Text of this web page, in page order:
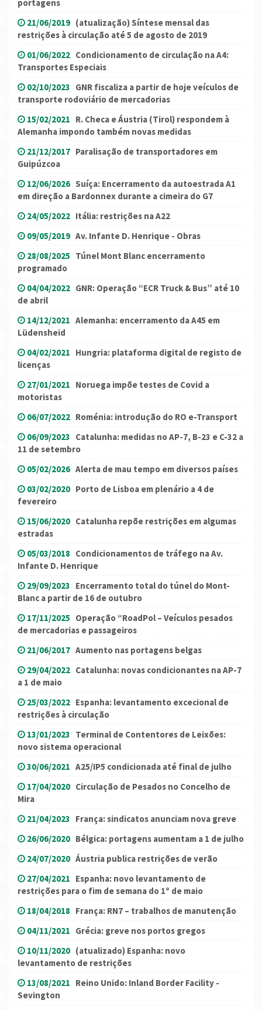
portagens
21/06/2019 (atualização) Síntese mensal das
restrições à circulação até 5 de agosto de 2019
01/06/2022 Condicionamento de circulação na A4:
Transportes Especiais
02/10/2023 GNR fiscaliza a partir de hoje veículos de
transporte rodoviário de mercadorias
15/02/2021 R. Checa e Áustria (Tirol) respondem à
Alemanha impondo também novas medidas
21/12/2017 Paralisação de transportadores em
Guipúzcoa
12/06/2026 Suíça: Encerramento da autoestrada A1
em direção a Bardonnex durante a cimeira do G7
24/05/2022 Itália: restrições na A22
09/05/2019 Av. Infante D. Henrique - Obras
28/08/2025 Túnel Mont Blanc encerramento
programado
04/04/2022 GNR: Operação “ECR Truck & Bus” até 10
de abril
14/12/2021 Alemanha: encerramento da A45 em
Lüdensheid
04/02/2021 Hungria: plataforma digital de registo de
licenças
27/01/2021 Noruega impõe testes de Covid a
motoristas
06/07/2022 Roménia: introdução do RO e-Transport
06/09/2023 Catalunha: medidas no AP-7, B-23 e C-32 a
11 de setembro
05/02/2026 Alerta de mau tempo em diversos países
03/02/2020 Porto de Lisboa em plenário a 4 de
fevereiro
15/06/2020 Catalunha repõe restrições em algumas
estradas
05/03/2018 Condicionamentos de tráfego na Av.
Infante D. Henrique
29/09/2023 Encerramento total do túnel do Mont-
Blanc a partir de 16 de outubro
17/11/2025 Operação “RoadPol – Veículos pesados
de mercadorias e passageiros
21/06/2017 Aumento nas portagens belgas
29/04/2022 Catalunha: novas condicionantes na AP-7
a 1 de maio
25/03/2022 Espanha: levantamento excecional de
restrições à circulação
13/01/2023 Terminal de Contentores de Leixões:
novo sistema operacional
30/06/2021 A25/IP5 condicionada até final de julho
17/04/2020 Circulação de Pesados no Concelho de
Mira
21/04/2023 França: sindicatos anunciam nova greve
26/06/2020 Bélgica: portagens aumentam a 1 de julho
24/07/2020 Áustria publica restrições de verão
27/04/2021 Espanha: novo levantamento de
restrições para o fim de semana do 1º de maio
18/04/2018 França: RN7 – trabalhos de manutenção
04/11/2021 Grécia: greve nos portos gregos
10/11/2020 (atualizado) Espanha: novo
levantamento de restrições
13/08/2021 Reino Unido: Inland Border Facility -
Sevington